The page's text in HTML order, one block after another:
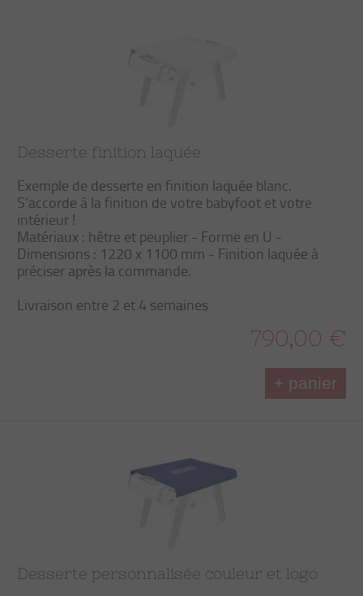
Desserte finition laquée
Exemple de desserte en finition laquée blanc.
S’accorde à la finition de votre babyfoot et votre
intérieur !
Matériaux : hêtre et peuplier - Forme en U -
Dimensions : 1220 x 1100 mm - Finition laquée à
préciser après la commande.
Livraison entre 2 et 4 semaines
790,00 €
+ panier
Desserte personnalisée couleur et logo